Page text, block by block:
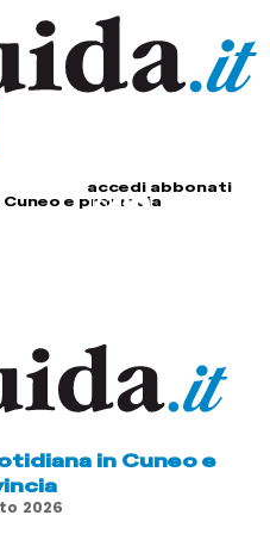
accedi abbonati
e provincia
in Cuneo e
2026